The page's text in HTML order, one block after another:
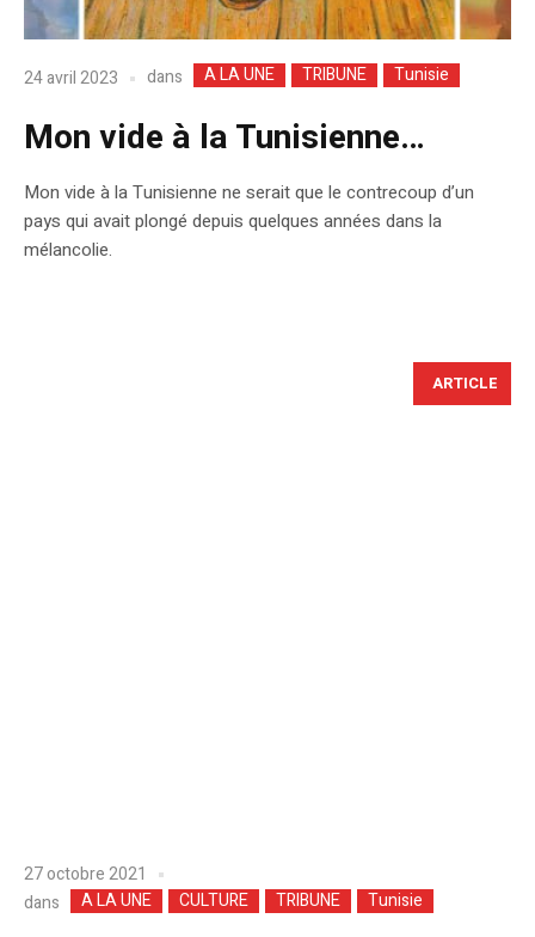
24 avril 2023 dans A LA UNE TRIBUNE Tunisie
Mon vide à la Tunisienne…
Mon vide à la Tunisienne ne serait que le contrecoup d’un
pays qui avait plongé depuis quelques années dans la
mélancolie.
ARTICLE
27 octobre 2021
dans
A LA UNE CULTURE TRIBUNE Tunisie